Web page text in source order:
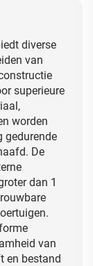
diverse
van
superieure
worden
gedurende
De
dan 1
van
en bestand